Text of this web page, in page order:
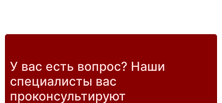
У вас есть вопрос? Наши
специалисты вас
проконсультируют